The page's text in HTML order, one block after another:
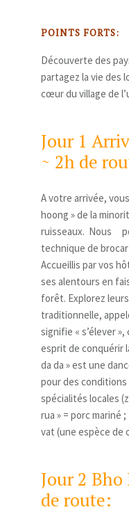
POINTS FORTS:
Découverte des
partagez la vie des
cœur du village de
Jour 1
~ 2h de
A votre arrivée,
hoong » de la
ruisseaux. Nous
technique de
Accueillis par vos
ses alentours en
forêt. Explorez
traditionnelle,
signifie « s’élever
esprit de conquérir
da da » est une
pour des
spécialités locales
rua » = porc mariné
vat (une espèce de
Jour 2
de route: